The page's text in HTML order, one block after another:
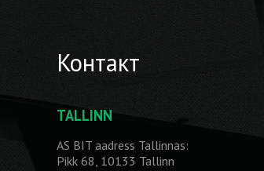
Контакт
TALLINN
AS BIT aadress Tallinnas:
Pikk 68, 10133 Tallinn